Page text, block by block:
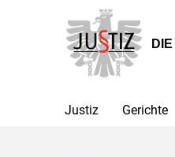
Hauptnavigation
[1]
Inhalt
[2]
Untermenü
[3]
Justiz Gerichte